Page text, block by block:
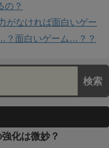
の？
がなければ面白いゲー
？面白いゲーム…？？
化は微妙？